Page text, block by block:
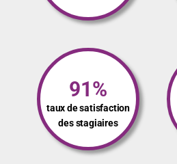
91%
taux de satisfaction
des stagiaires